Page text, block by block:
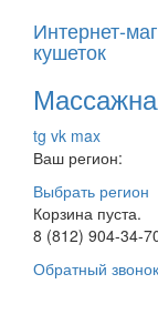
Интернет-
кушеток
tg vk max
Ваш регион:
Выбрать регион
Корзина пуста.
8 (812) 904-34-
Обратный звонок